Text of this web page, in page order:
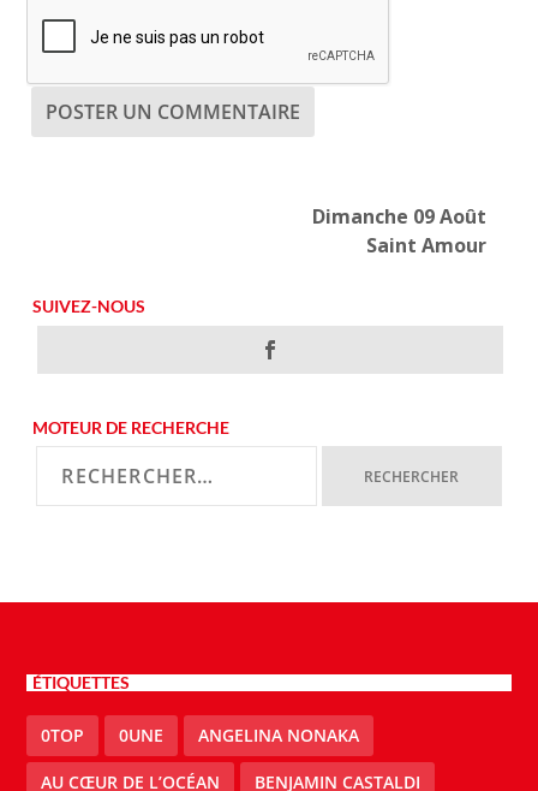
Dimanche 09 Août
Saint Amour
SUIVEZ-NOUS
MOTEUR DE RECHERCHE
ÉTIQUETTES
0TOP 0UNE ANGELINA NONAKA
AU CŒUR DE L’OCÉAN BENJAMIN CASTALDI